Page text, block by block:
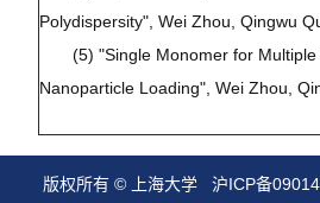
Polydispersity", Wei Zhou, Qingwu
(5) "Single Monomer for
Nanoparticle Loading", Wei Zhou,
版权所有 ©上海大学 沪ICP备